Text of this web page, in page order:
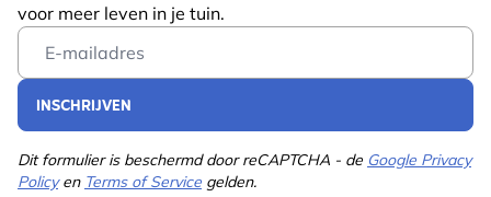
voor meer leven in je tuin.
Email Address
INSCHRIJVEN
Dit formulier is beschermd door reCAPTCHA - de Google Privacy
Policyen Terms of Service gelden.